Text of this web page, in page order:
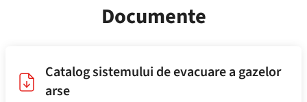
Documente
Catalog sistemului de evacuare a gazelor
arse